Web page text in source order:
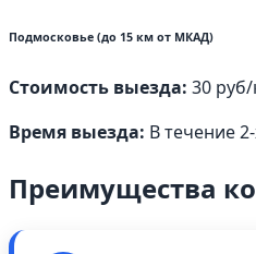
Подмосковье (до 15 км от МКАД)
Стоимость выезда: 30
Время выезда: В течение
Преимущества